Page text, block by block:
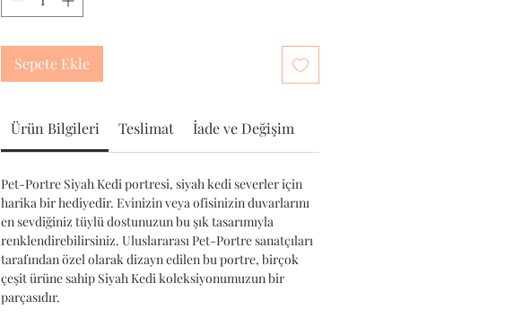
Sepete Ekle
Ürün Bilgileri Teslimat İade ve Değişim
Pet-Portre Siyah Kedi portresi, siyah kedi severler için
harika bir hediyedir. Evinizin veya ofisinizin duvarlarını
en sevdiğiniz tüylü dostunuzun bu şık tasarımıyla
renklendirebilirsiniz. Uluslararası Pet-Portre sanatçıları
tarafından özel olarak dizayn edilen bu portre, birçok
çeşit ürüne sahip Siyah Kedi koleksiyonumuzun bir
parçasıdır.